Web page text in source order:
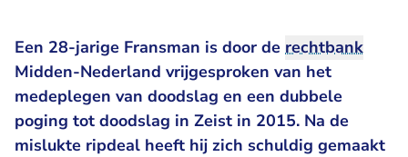
Een 28-jarige Fransman is door de rechtbank
Midden-Nederland vrijgesproken van het
medeplegen van doodslag en een dubbele
poging tot doodslag in Zeist in 2015. Na de
mislukte ripdeal heeft hij zich schuldig gemaakt